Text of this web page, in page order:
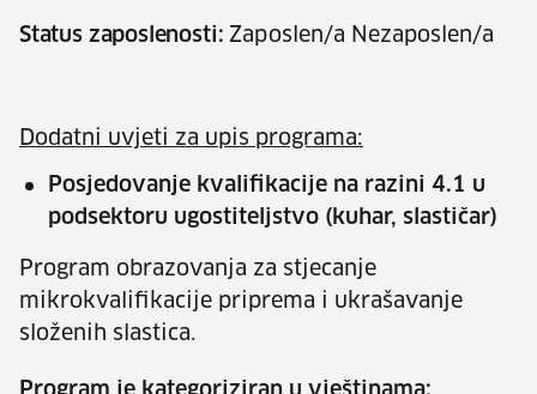
Status zaposlenosti: Zaposlen/a Nezaposlen/a
Dodatni uvjeti za upis programa:
Posjedovanje kvalifikacije na razini 4.1 u
podsektoru ugostiteljstvo (kuhar, slastičar)
Program obrazovanja za stjecanje
mikrokvalifikacije priprema i ukrašavanje
složenih slastica.